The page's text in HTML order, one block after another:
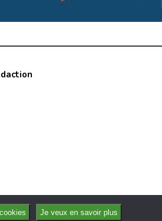
Je veux en savoir plus